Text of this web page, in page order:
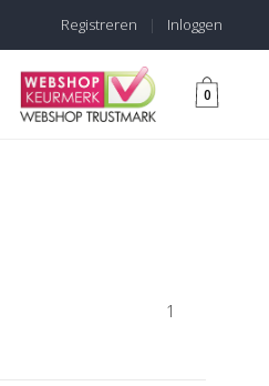
Inloggen
|
Registreren
0
1